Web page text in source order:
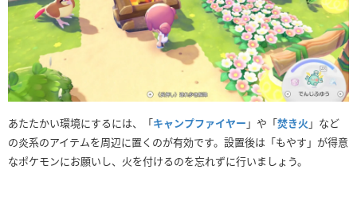
あたたかい環境にするには、「キャンプファイヤー 」や「焚き火 」など
の炎系のアイテムを周辺に置くのが有効です。設置後は「もやす」が得意
なポケモンにお願いし、火を付けるのを忘れずに行いましょう。